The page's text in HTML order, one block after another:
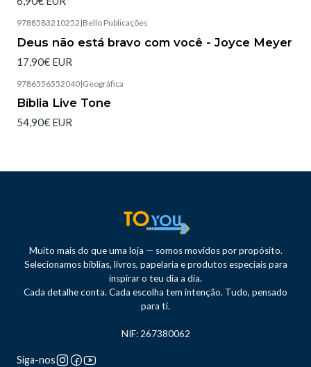
9788583210252 |Bello Publicações
Deus não está bravo com você - Joyce Meyer
17,90€ EUR
9786556552040|Geográfica
Bíblia Live Tone
54,90€ EUR
Muito mais do que uma loja — somos movidos por propósito.
Selecionamos bíblias, livros, papelaria e produtos especiais para
inspirar o teu dia a dia.
Cada detalhe conta. Cada escolha tem intenção. Tudo, pensado
para ti.
NIF: 267380062
Siga-nos